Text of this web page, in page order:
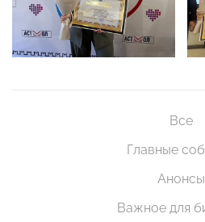
Все
Главные
Анонсы
Важное для